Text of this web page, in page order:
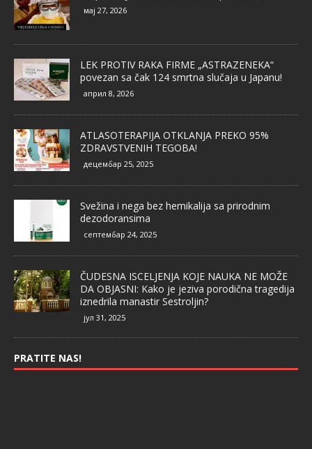
мај 27, 2026
LEK PROTIV RAKA FIRME „ASTRAZENEKA“
povezan sa čak 124 smrtna slučaja u Japanu!
април 8, 2026
ATLASOTERAPIJA OTKLANJA PREKO 95%
ZDRAVSTVENIH TEGOBA!
децембар 25, 2025
Svežina i nega bez hemikalija sa prirodnim
dezodoransima
септембар 24, 2025
ČUDESNA ISCELJENJA KOJE NAUKA NE MOŽE
DA OBJASNI: Kako je jeziva porodična tragedija
iznedrila manastir Sestroljin?
јул 31, 2025
PRATITE NAS!